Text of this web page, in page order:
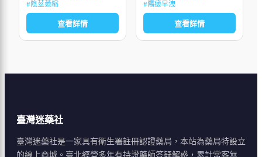
充精子，不會因精歇而產生
疲勞感和影響腎功
#陰莖萎縮
查看詳情
無力，射精疼痛，前列腺
炎，前列腺增生，陰
#陽痿早洩
查看詳情
臺灣迷藥社
臺灣迷藥社是一家具有衛生署註冊認證藥局，本站為藥局特設立
的線上商城。臺北經營多年有持證藥師答疑解惑，累計常客無